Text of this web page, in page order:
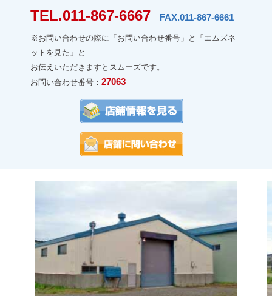
TEL.011-867-6667 FAX.011-867-6661
※お問い合わせの際に「お問い合わせ番号」と「エムズネ
ットを見た」と
お伝えいただきますとスムーズです。
お問い合わせ番号： 27063